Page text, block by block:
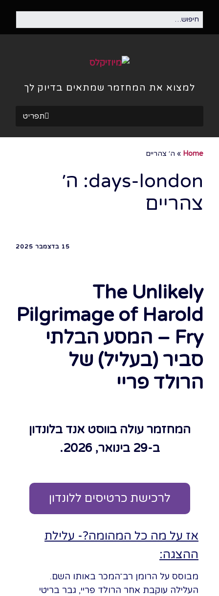
למצוא את המחזמר שמתאים בדיוק לך
תפריט
Home
» ה׳ צהריים
days-london: ה׳
צהריים
15 בדצמבר 2025
The Unlikely
Pilgrimage of Harold
Fry – המסע הבלתי
סביר (בעליל) של
הרולד פריי
המחזמר עולה בווסט אנד בלונדון
ב-29 בינואר, 2026.
לרכישת כרטיסים ללונדון
אז על מה כל המהומה?- עלילת
ההצגה:
מבוסס על הרומן רב־המכר באותו השם.
העלילה עוקבת אחר הרולד פריי, גבר בריטי